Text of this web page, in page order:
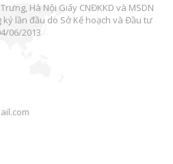
Hà Nội Giấy CNĐKKD và MSDN
ký lần đầu do Sở Kế hoạch và Đầu tư
06/2013